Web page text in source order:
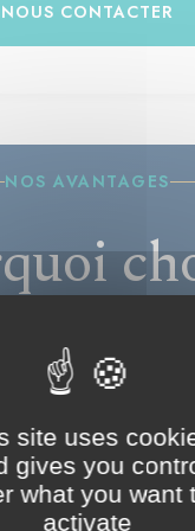
NOUS CONTACTER
NOS AVANTAGES
Vicat
site uses
gives you
what you want
activate